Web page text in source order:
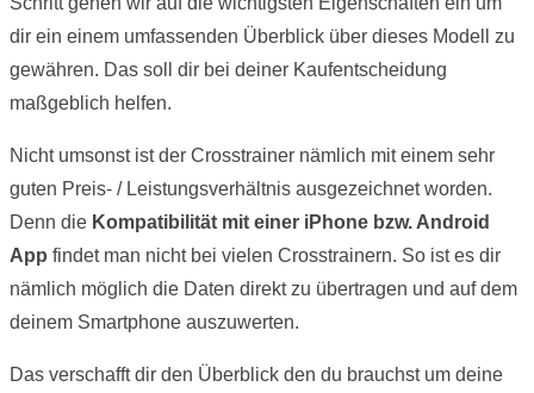
dir ein einem umfassenden Überblick über dieses Modell zu
gewähren. Das soll dir bei deiner Kaufentscheidung
maßgeblich helfen.
Nicht umsonst ist der Crosstrainer nämlich mit einem sehr
guten Preis- / Leistungsverhältnis ausgezeichnet worden.
Denn die Kompatibilität mit einer iPhone bzw. Android
App findet man nicht bei vielen Crosstrainern. So ist es dir
nämlich möglich die Daten direkt zu übertragen und auf dem
deinem Smartphone auszuwerten.
Das verschafft dir den Überblick den du brauchst um deine